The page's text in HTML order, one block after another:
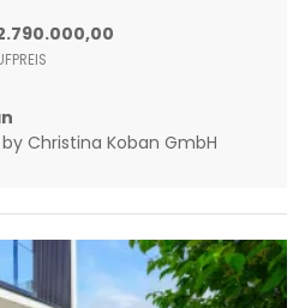
by Christina Koban GmbH